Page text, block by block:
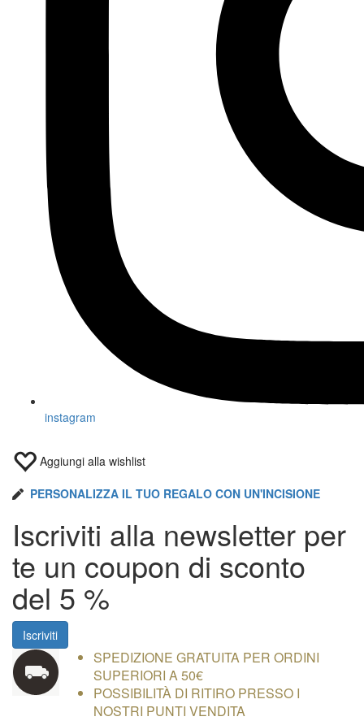
instagram
Aggiungi alla wishlist
PERSONALIZZA IL TUO REGALO CON UN'INCISIONE
Iscriviti alla newsletter per
te un coupon di sconto
del 5 %
Iscriviti
SPEDIZIONE GRATUITA PER ORDINI
SUPERIORI A 50€
POSSIBILITÀ DI RITIRO PRESSO I
NOSTRI PUNTI VENDITA